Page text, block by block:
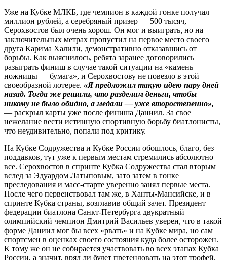
Уже на Кубке МЛКБ, где чемпион в каждой гонке получал
миллион рублей, а серебряный призер — 500 тысяч,
Серохвостов был очень хорош. Он мог и выиграть, но на
заключительных метрах пропустил на первое место своего
друга Карима Халили, демонстративно отказавшись от
борьбы. Как выяснилось, ребята заранее договорились
разыграть финиш в случае такой ситуации на «камень —
ножницы — бумага», и Серохвостову не повезло в этой
своеобразной лотерее. «Я предложил такую идею пару дней
назад. Тогда же решили, что разделим деньги, чтобы
никому не было обидно, а медали — уже второстепенно»,
— раскрыл карты уже после финиша Даниил. За свое
нежелание вести истинную спортивную борьбу биатлонисты,
что неудивительно, попали под критику.
На Кубке Содружества и Кубке России обошлось, благо, без
поддавков, тут уже к первым местам стремились абсолютно
все. Серохвостов в спринте Кубка Содружества стал вторым
вслед за Эдуардом Латыповым, зато затем в гонке
преследования и масс-старте уверенно занял первые места.
После чего первенствовал там же, в Ханты-Мансийске, и в
спринте Кубка страны, возглавив общий зачет. Президент
федерации биатлона Санкт-Петербурга двукратный
олимпийский чемпион Дмит­рий Васильев уверен, что в такой
форме Даниил мог бы всех «рвать» и на Кубке мира, но сам
спортсмен в оценках своего состояния куда более осторожен.
К тому же он не собирается участвовать во всех этапах Кубка
России, а значит, вряд ли будет претендовать на этот трофей.